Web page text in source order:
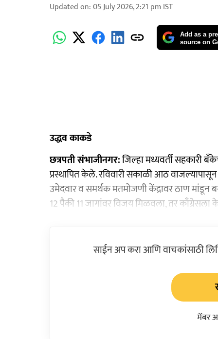
Updated on:05 July 2026, 2:21 pm IST
Add as a
source on
उद्धव काकडे
छत्रपती संभाजीनगर:जिल्हा मध्यवर्ती सहकारी
प्रस्थापित केले. रविवारी सकाळी आठ
उमेदवार व समर्थक मतमोजणी केंद्रावर ठाण
12 पैकी 11 जागांवर विजय मिळवला, तर
साईन अप करा आणि वाचकांसाठी
मेंबर